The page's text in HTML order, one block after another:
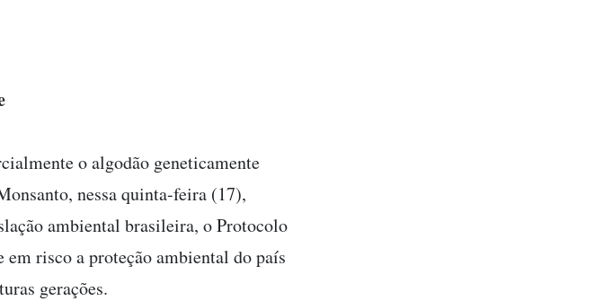
o algodão geneticamente
nessa quinta-feira (17),
ambiental brasileira, o Protocolo
em risco a proteção ambiental do país
gerações.